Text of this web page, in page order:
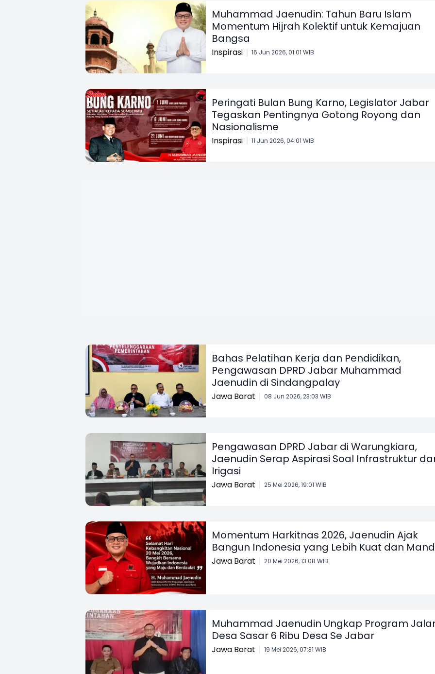
Muhammad Jaenudin: Tahun Baru Islam
Momentum Hijrah Kolektif untuk Kemajuan
Bangsa
Inspirasi 16 Jun 2026, 01:01 WIB
Peringati Bulan Bung Karno, Legislator Jabar
Tegaskan Pentingnya Gotong Royong dan
Nasionalisme
Inspirasi 11 Jun 2026, 04:01 WIB
Bahas Pelatihan Kerja dan Pendidikan,
Pengawasan DPRD Jabar Muhammad
Jaenudin di Sindangpalay
Jawa Barat 08 Jun 2026, 23:03 WIB
Pengawasan DPRD Jabar di Warungkiara,
Jaenudin Serap Aspirasi Soal Infrastruktur
Irigasi
Jawa Barat 25 Mei 2026, 19:01 WIB
Momentum Harkitnas 2026, Jaenudin Ajak
Bangun Indonesia yang Lebih Kuat dan
Jawa Barat 20 Mei 2026, 13:08 WIB
Muhammad Jaenudin Ungkap Program
Desa Sasar 6 Ribu Desa Se Jabar
Jawa Barat 19 Mei 2026, 07:31 WIB